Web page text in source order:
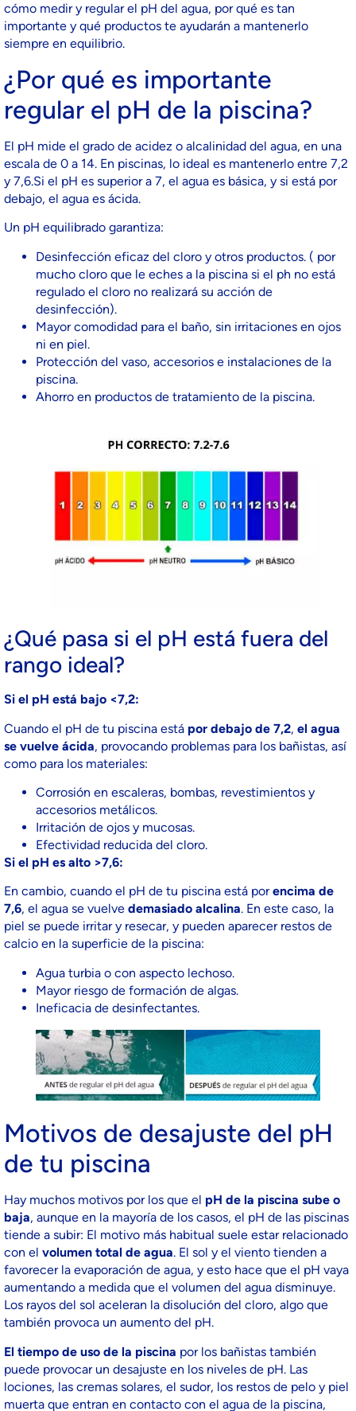
cómo medir y regular el pH del agua, por qué es tan
importante y qué productos te ayudarán a mantenerlo
siempre en equilibrio.
¿Por qué es importante
regular el pH de la piscina?
El pH mide el grado de acidez o alcalinidad del agua, en una
escala de 0 a 14. En piscinas, lo ideal es mantenerlo entre 7,2
y 7,6.Si el pH es superior a 7, el agua es básica, y si está por
debajo, el agua es ácida.
Un pH equilibrado garantiza:
Desinfección eficaz del cloro y otros productos. ( por
mucho cloro que le eches a la piscina si el ph no está
regulado el cloro no realizará su acción de
desinfección).
Mayor comodidad para el baño, sin irritaciones en ojos
ni en piel.
Protección del vaso, accesorios e instalaciones de la
piscina.
Ahorro en productos de tratamiento de la piscina.
¿Qué pasa si el pH está fuera del
rango ideal?
Si el pH está bajo <7,2:
Cuando el pH de tu piscina está por debajo de 7,2, el agua
se vuelve ácida, provocando problemas para los bañistas, así
como para los materiales:
Corrosión en escaleras, bombas, revestimientos y
accesorios metálicos.
Irritación de ojos y mucosas.
Efectividad reducida del cloro.
Si el pH es alto >7,6:
En cambio, cuando el pH de tu piscina está porencima de
7,6, el agua se vuelve demasiado alcalina. En este caso, la
piel se puede irritar y resecar, y pueden aparecer restos de
calcio en la superficie de la piscina:
Agua turbia o con aspecto lechoso.
Mayor riesgo de formación de algas.
Ineficacia de desinfectantes.
Motivos de desajuste del pH
de tu piscina
Hay muchos motivos por los que el pH de la piscina sube o
baja, aunque en la mayoría de los casos, el pH de las piscinas
tiende a subir: El motivo más habitual suele estar relacionado
con el volumen total de agua. El sol y el viento tienden a
favorecer la evaporación de agua, y esto hace que el pH vaya
aumentando a medida que el volumen del agua disminuye.
Los rayos del sol aceleran la disolución del cloro, algo que
también provoca un aumento del pH.
El tiempo de uso de la piscina por los bañistas también
puede provocar un desajuste en los niveles de pH. Las
lociones, las cremas solares, el sudor, los restos de pelo y piel
muerta que entran en contacto con el agua de la piscina,